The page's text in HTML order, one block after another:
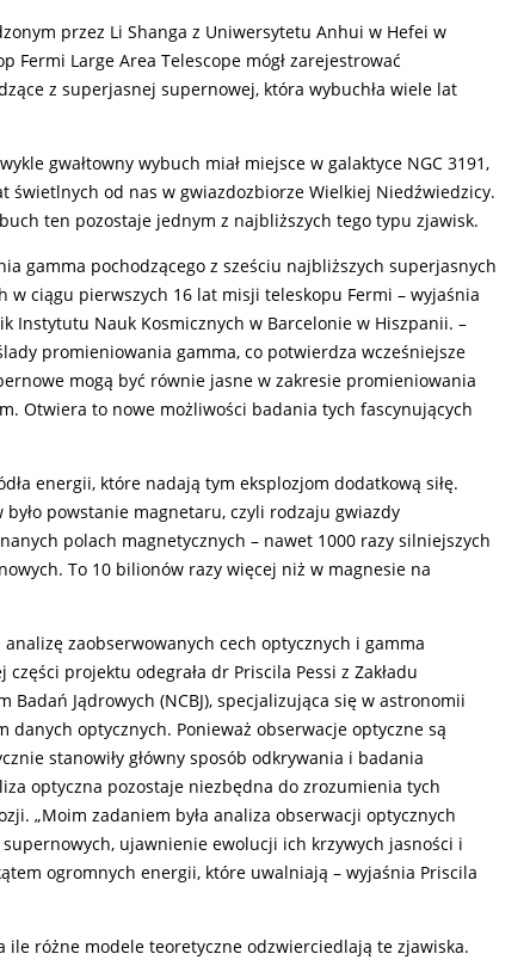
przez Li Shanga z Uniwersytetu Anhui w Hefei w
Fermi Large Area Telescope mógł zarejestrować
z superjasnej supernowej, która wybuchła wiele lat
gwałtowny wybuch miał miejsce w galaktyce NGC 3191,
świetlnych od nas w gwiazdozbiorze Wielkiej Niedźwiedzicy.
ten pozostaje jednym z najbliższych tego typu zjawisk.
gamma pochodzącego z sześciu najbliższych superjasnych
w ciągu pierwszych 16 lat misji teleskopu Fermi – wyjaśnia
Instytutu Nauk Kosmicznych w Barcelonie w Hiszpanii. –
promieniowania gamma, co potwierdza wcześniejsze
mogą być równie jasne w zakresie promieniowania
Otwiera to nowe możliwości badania tych fascynujących
energii, które nadają tym eksplozjom dodatkową siłę.
było powstanie magnetaru, czyli rodzaju gwiazdy
polach magnetycznych – nawet 1000 razy silniejszych
To 10 bilionów razy więcej niż w magnesie na
analizę zaobserwowanych cech optycznych i gamma
projektu odegrała dr Priscila Pessi z Zakładu
Badań Jądrowych (NCBJ), specjalizująca się w astronomii
danych optycznych. Ponieważ obserwacje optyczne są
stanowiły główny sposób odkrywania i badania
optyczna pozostaje niezbędna do zrozumienia tych
„Moim zadaniem była analiza obserwacji optycznych
ujawnienie ewolucji ich krzywych jasności i
ogromnych energii, które uwalniają – wyjaśnia Priscila
ile różne modele teoretyczne odzwierciedlają te zjawiska.